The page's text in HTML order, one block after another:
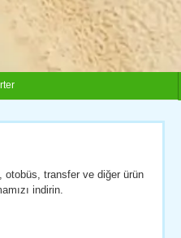
transfer ve diğer ürün
indirin.